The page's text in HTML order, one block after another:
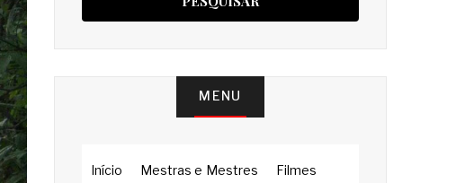
MENU
Início Mestras e Mestres Filmes